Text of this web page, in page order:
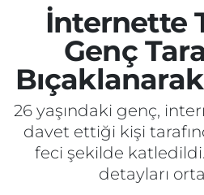
İnternette
Genç
26 yaşındaki genç,
davet ettiği kişi
feci şekilde
detayları
ASAYİŞ
SİYASET
EKONOMİ
SAĞLIK
İletişim
Künye
Süper Lig Puan
Tüm Manşetler
Son Dakika Haberleri
Haber Arşivi